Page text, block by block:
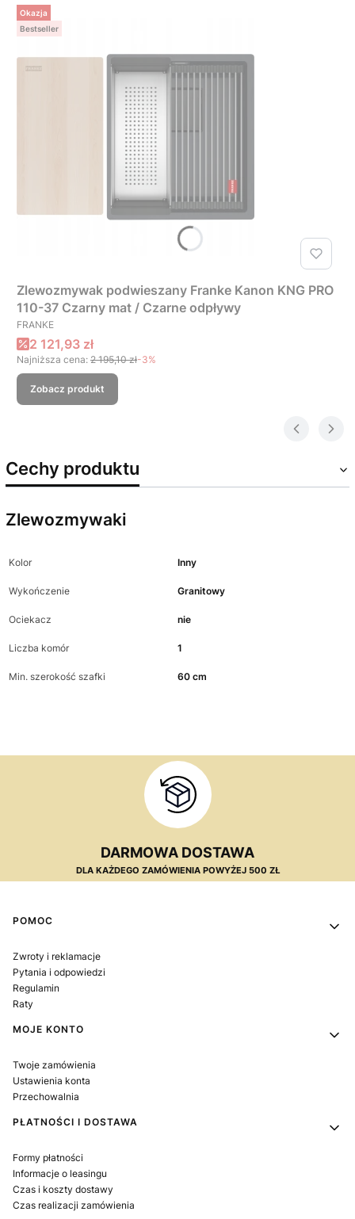
Okazja
Bestseller
Zlewozmywak podwieszany Franke Kanon KNG PRO
110-37 Czarny mat / Czarne odpływy
PRODUCENT
FRANKE
Cena promocyjna
2 121,93 zł
Najniższa cena: 2 195,10 zł-3%
Zobacz produkt
Cechy produktu
Zlewozmywaki
Kolor Inny
Wykończenie Granitowy
Ociekacz nie
Liczba komór 1
Min. szerokość szafki 60 cm
DARMOWA DOSTAWA
DLA KAŻDEGO ZAMÓWIENIA POWYŻEJ 500 ZŁ
Linki w stopce
POMOC
Zwroty i reklamacje
Pytania i odpowiedzi
Regulamin
Raty
MOJE KONTO
Twoje zamówienia
Ustawienia konta
Przechowalnia
PŁATNOŚCI I DOSTAWA
Formy płatności
Informacje o leasingu
Czas i koszty dostawy
Czas realizacji zamówienia